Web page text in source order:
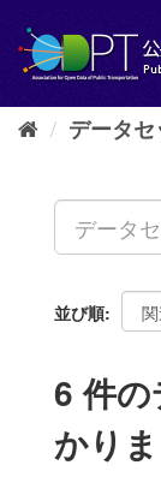
し
データセ
並び順
6 件
かり